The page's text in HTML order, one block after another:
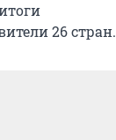
26 стран.